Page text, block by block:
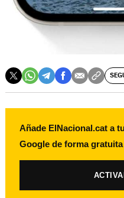
Añade ElNacional.cat a
Google de forma gratuita